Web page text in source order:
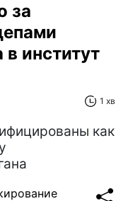
за
институт
1 хв
как